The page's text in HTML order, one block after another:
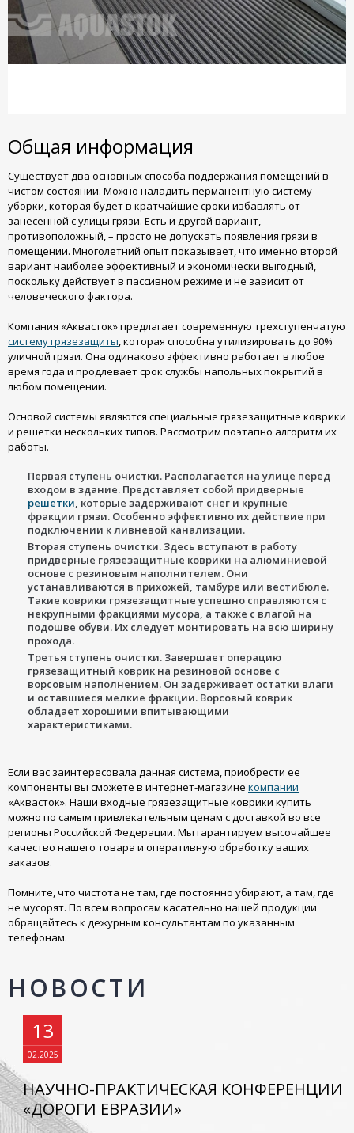
Общая информация
Существует два основных способа поддержания помещений в
чистом состоянии. Можно наладить перманентную систему
уборки, которая будет в кратчайшие сроки избавлять от
занесенной с улицы грязи. Есть и другой вариант,
противоположный, – просто не допускать появления грязи в
помещении. Многолетний опыт показывает, что именно второй
вариант наиболее эффективный и экономически выгодный,
поскольку действует в пассивном режиме и не зависит от
человеческого фактора.
Компания «Аквасток» предлагает современную трехступенчатую
систему грязезащиты, которая способна утилизировать до 90%
уличной грязи. Она одинаково эффективно работает в любое
время года и продлевает срок службы напольных покрытий в
любом помещении.
Основой системы являются специальные грязезащитные коврики
и решетки нескольких типов. Рассмотрим поэтапно алгоритм их
работы.
Первая ступень очистки. Располагается на улице перед
входом в здание. Представляет собой придверные
решетки, которые задерживают снег и крупные
фракции грязи. Особенно эффективно их действие при
подключении к ливневой канализации.
Вторая ступень очистки. Здесь вступают в работу
придверные грязезащитные коврики на алюминиевой
основе с резиновым наполнителем. Они
устанавливаются в прихожей, тамбуре или вестибюле.
Такие коврики грязезащитные успешно справляются с
некрупными фракциями мусора, а также с влагой на
подошве обуви. Их следует монтировать на всю ширину
прохода.
Третья ступень очистки. Завершает операцию
грязезащитный коврик на резиновой основе с
ворсовым наполнением. Он задерживает остатки влаги
и оставшиеся мелкие фракции. Ворсовый коврик
обладает хорошими впитывающими
характеристиками.
Если вас заинтересовала данная система, приобрести ее
компоненты вы сможете в интернет-магазине компании
«Аквасток». Наши входные грязезащитные коврики купить
можно по самым привлекательным ценам с доставкой во все
регионы Российской Федерации. Мы гарантируем высочайшее
качество нашего товара и оперативную обработку ваших
заказов.
Помните, что чистота не там, где постоянно убирают, а там, где
не мусорят. По всем вопросам касательно нашей продукции
обращайтесь к дежурным консультантам по указанным
телефонам.
НОВОСТИ
13
02.2025
НАУЧНО-ПРАКТИЧЕСКАЯ КОНФЕРЕНЦИИ
«ДОРОГИ ЕВРАЗИИ»